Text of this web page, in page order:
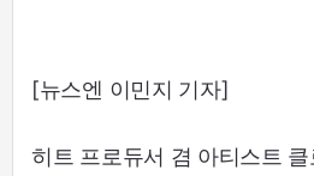
[뉴스엔 이민지 기자]
히트 프로듀서 겸 아티스트